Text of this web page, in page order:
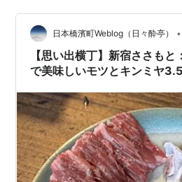
日本橋濱町Weblog（日々酔亭） •
【思い出横丁】新宿ささも
で美味しいモツとキンミヤ